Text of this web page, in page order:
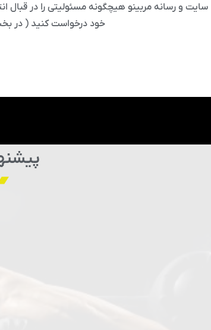
و رسانه مربینو هیچگونه مسئولیتی را در قبال
خود درخواست کنید ( در